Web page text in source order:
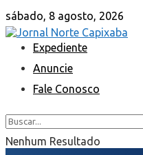
sábado, 8 agosto, 2026
Expediente
Anuncie
Fale Conosco
Nenhum Resultado